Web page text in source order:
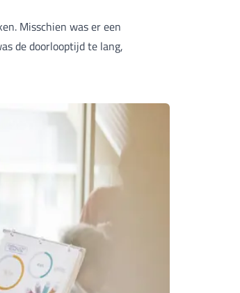
Misschien was er een
de doorlooptijd te lang,